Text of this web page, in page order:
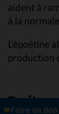
aident à
à la
L’époétine
production